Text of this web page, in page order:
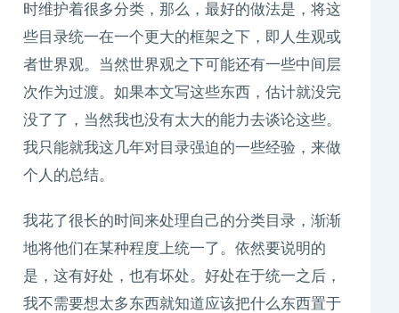
时维护着很多分类，那么，最好的做法是，将这
些目录统一在一个更大的框架之下，即人生观或
者世界观。当然世界观之下可能还有一些中间层
次作为过渡。如果本文写这些东西，估计就没完
没了了，当然我也没有太大的能力去谈论这些。
我只能就我这几年对目录强迫的一些经验，来做
个人的总结。
我花了很长的时间来处理自己的分类目录，渐渐
地将他们在某种程度上统一了。依然要说明的
是，这有好处，也有坏处。好处在于统一之后，
我不需要想太多东西就知道应该把什么东西置于